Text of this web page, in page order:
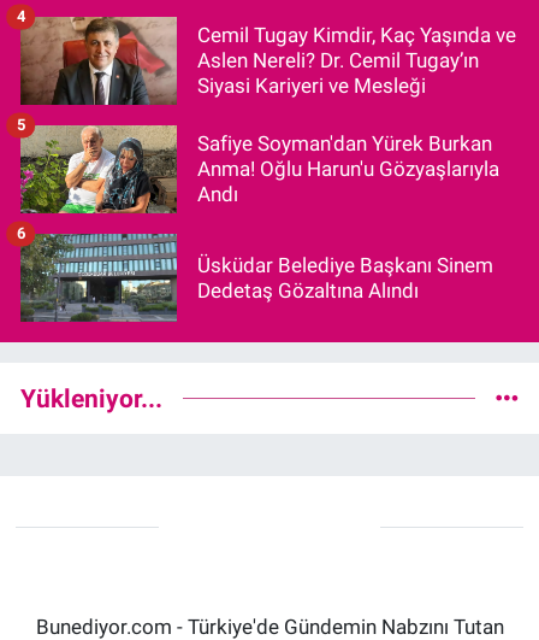
Cemil Tugay Kimdir, Kaç Yaşında ve
Aslen Nereli? Dr. Cemil Tugay’ın
Siyasi Kariyeri ve Mesleği
4
Safiye Soyman'dan Yürek Burkan
Anma! Oğlu Harun'u Gözyaşlarıyla
Andı
5
Üsküdar Belediye Başkanı Sinem
Dedetaş Gözaltına Alındı
6
Yükleniyor...
Bunediyor.com - Türkiye'de Gündemin Nabzını Tutan